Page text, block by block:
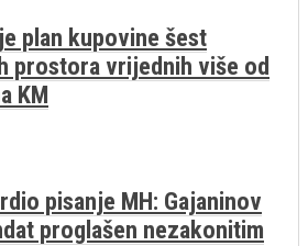
plan kupovine šest
prostora vrijednih više od
KM
pisanje MH: Gajaninov
proglašen nezakonitim